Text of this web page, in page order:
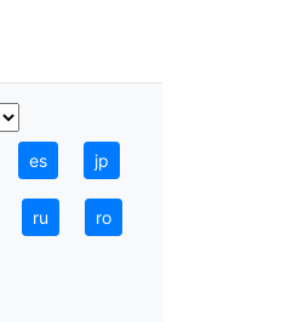
es jp
ru ro